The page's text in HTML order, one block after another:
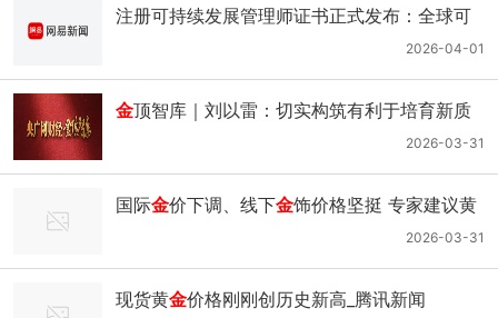
注册可持续发展管理师证书正式发布：全球可
持续发展专业人士协会（GASDP）引领行业新
高度｜金融_网易新闻
2026-04-01
金顶智库｜刘以雷：切实构筑有利于培育新质
2026-03-31
国际金价下调、线下金饰价格坚挺 专家建议黄
2026-03-31
现货黄金价格刚刚创历史新高_腾讯新闻